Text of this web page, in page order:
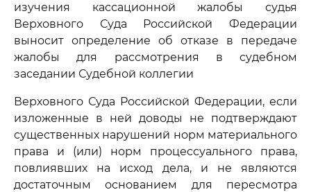
изучения кассационной жалобы судья
Верховного Суда Российской Федерации
выносит определение об отказе в передаче
жалобы для рассмотрения в судебном
заседании Судебной коллегии
Верховного Суда Российской Федерации, если
изложенные в ней доводы не подтверждают
существенных нарушений норм материального
права и (или) норм процессуального права,
повлиявших на исход дела, и не являются
достаточным основанием для пересмотра